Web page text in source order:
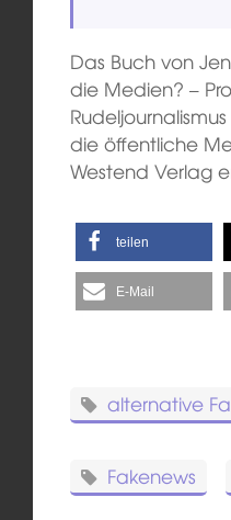
Das Buch von
die Medien? –
die öffentliche
Westend Verlag
teilen
E-Mail
alternative
Fakenews